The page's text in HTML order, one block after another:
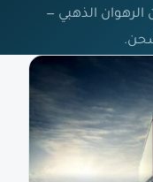
الذهبي —